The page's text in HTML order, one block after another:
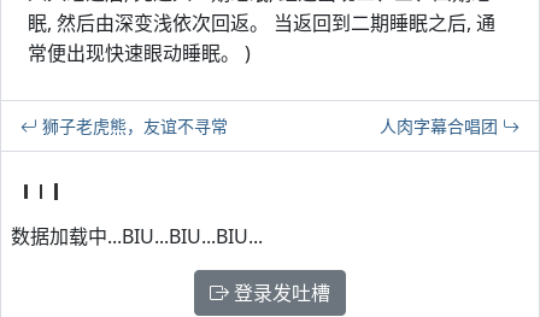
眠, 然后由深变浅依次回返。 当返回到二期睡眠之后, 通
常便出现快速眼动睡眠。 )
狮子老虎熊，友谊不寻常 人肉字幕合唱团
数据加载中...BIU...BIU...BIU...
登录发吐槽